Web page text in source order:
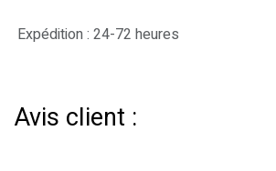
Expédition : 24-72 heures
Avis client :